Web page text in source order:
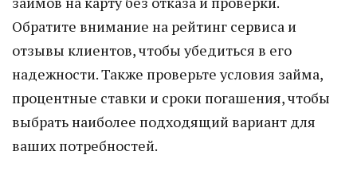
Обратите внимание на рейтинг сервиса и
отзывы клиентов, чтобы убедиться в его
надежности. Также проверьте условия займа,
процентные ставки и сроки погашения, чтобы
выбрать наиболее подходящий вариант для
ваших потребностей.